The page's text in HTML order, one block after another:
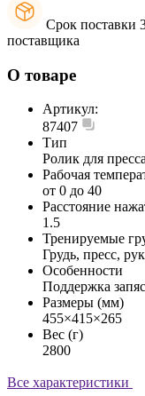
Срок поставки
поставщика
О товаре
Артикул:
87407
Тип
Ролик для пресса
Рабочая
от 0 до 40
Расстояние
1.5
Тренируемые
Грудь, пресс,
Особенности
Поддержка
Размеры (мм)
455×415×265
Вес (г)
2800
Все характеристики